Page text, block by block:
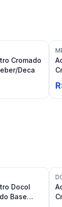
Cromado
Deca
Docol
Base